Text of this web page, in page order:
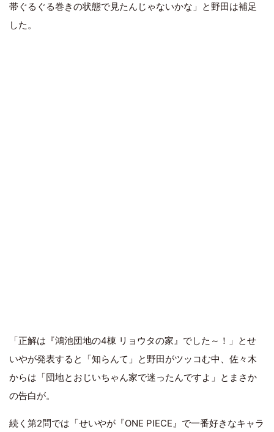
帯ぐるぐる巻きの状態で見たんじゃないかな」と野田は補足
した。
「正解は『鴻池団地の4棟 リョウタの家』でした～！」とせ
いやが発表すると「知らんて」と野田がツッコむ中、佐々木
からは「団地とおじいちゃん家で迷ったんですよ」とまさか
の告白が。
続く第2問では「せいやが『ONE PIECE』で一番好きなキャラ